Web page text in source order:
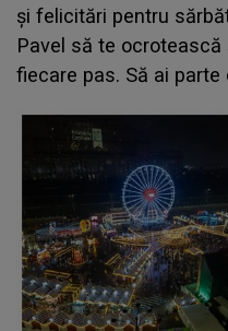
și felicitări pentru
Pavel să te
fiecare pas. Să ai